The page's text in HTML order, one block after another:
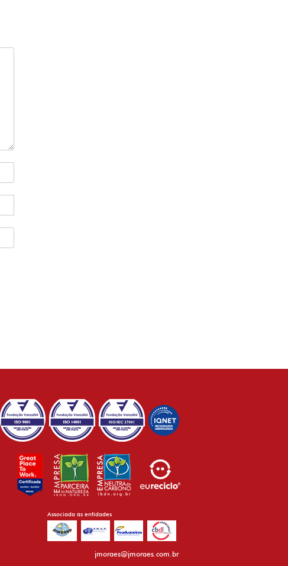
Associada às entidades
jmoraes@jmoraes.com.br